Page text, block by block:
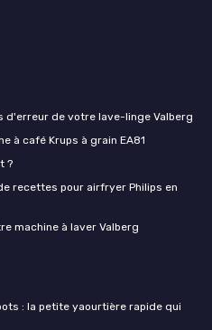
d'erreur de votre lave-linge Valberg
à café Krups à grain EA81
?
recettes pour airfryer Philips en
machine à laver Valberg
: la petite yaourtière rapide qui